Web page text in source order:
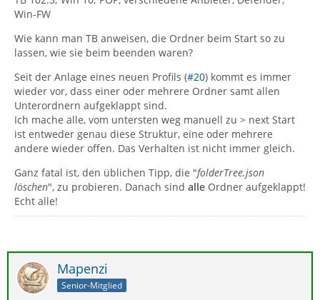
Win-FW
Wie kann man TB anweisen, die Ordner beim Start so zu
lassen, wie sie beim beenden waren?
Seit der Anlage eines neuen Profils (#20) kommt es immer
wieder vor, dass einer oder mehrere Ordner samt allen
Unterordnern aufgeklappt sind.
Ich mache alle, vom untersten weg manuell zu > next Start
ist entweder genau diese Struktur, eine oder mehrere
andere wieder offen. Das Verhalten ist nicht immer gleich.
Ganz fatal ist, den üblichen Tipp, die "folderTree.json
löschen", zu probieren. Danach sind alle Ordner aufgeklappt!
Echt alle!
Mapenzi
Senior-Mitglied